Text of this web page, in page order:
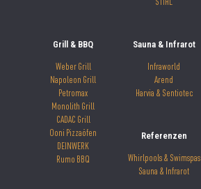
STIHL
Grill & BBQ
Weber Grill
Napoleon Grill
Petromax
Monolith Grill
CADAC Grill
Ooni Pizzaöfen
DEINWERK
Rumo BBQ
Sauna & Infrarot
Infraworld
Arend
Harvia & Sentiotec
Referenzen
Whirlpools & Swimspas
Sauna & Infrarot